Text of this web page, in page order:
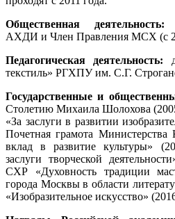
Общественная деятельность:
АХДИ и Член Правления МСХ (с
Педагогическая деятельность:
текстиль» РГХПУ им. С.Г.
Государственные и
Столетию Михаила Шолохова
«За заслуги в развитии
Почетная грамота
вклад в развитие культуры»
заслуги творческой
СХР «Духовность традиции
города Москвы в области
«Изобразительное искусство»